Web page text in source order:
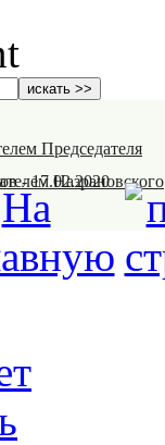
Председателя
-17.02.2020
Назрановского